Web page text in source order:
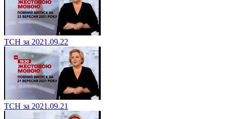
ТСН за 2021.09.22
ТСН за 2021.09.21